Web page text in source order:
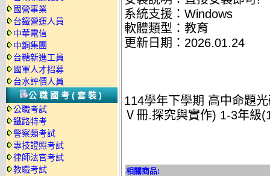
國營事業
台鐵營運人員
中華電信
中鋼集團
台糖新進工員
國軍人才招募
台水評價人員
公職國考(套裝)
公職考試
鐵路特考
警察類考試
專技證照考試
律師法官考試
教職考試
系統支援：Windows
軟體類型：教育
更新日期：2026.01.24
114學年下學期 高中命
Ⅴ冊.探究與實作) 1-3年級
相關商品: